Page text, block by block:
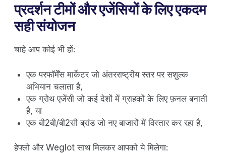
प्रदर्शन टीमों और एजेंसियों के लिए एकदम
सही संयोजन
चाहे आप कोई भी हों:
एक परफॉर्मेंस मार्केटर जो अंतरराष्ट्रीय स्तर पर सशुल्क
अभियान चलाता है,
एक ग्रोथ एजेंसी जो कई देशों में ग्राहकों के लिए फ़नल बनाती
है, या
एक बी2बी/बी2सी ब्रांड जो नए बाजारों में विस्तार कर रहा है,
हेफ्लो और Weglot साथ मिलकर आपको ये मिलेगा: